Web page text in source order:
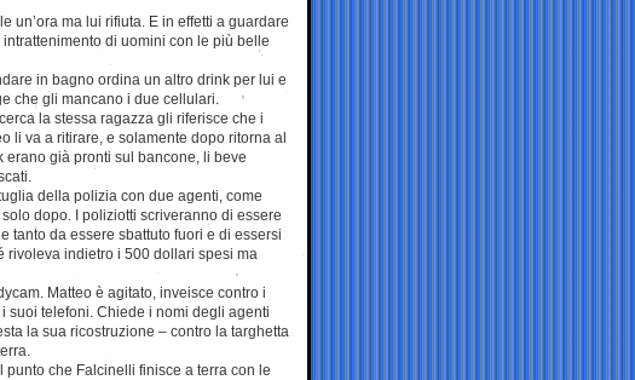
un’ora ma lui rifiuta. E in effetti a guardare
di uomini con le più belle
in bagno ordina un altro drink per lui e
che gli mancano i due cellulari.
la stessa ragazza gli riferisce che i
li va a ritirare, e solamente dopo ritorna al
già pronti sul bancone, li beve
della polizia con due agenti, come
dopo. I poliziotti scriveranno di essere
tanto da essere sbattuto fuori e di essersi
rivoleva indietro i 500 dollari spesi ma
Matteo è agitato, inveisce contro i
suoi telefoni. Chiede i nomi degli agenti
la sua ricostruzione – contro la targhetta
punto che Falcinelli finisce a terra con le